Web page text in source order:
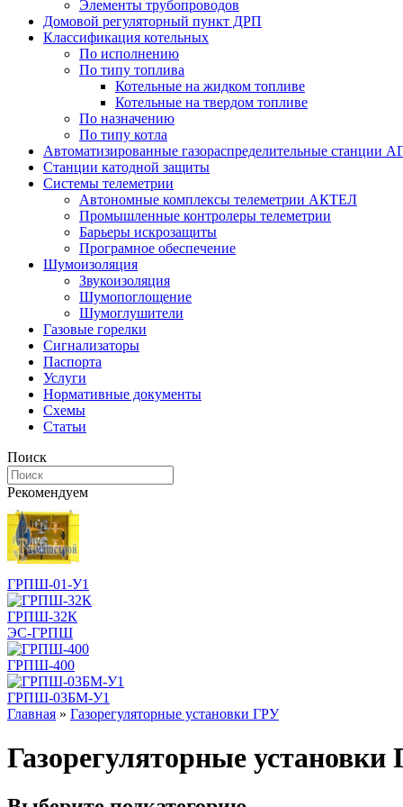
Элементы трубопроводов
Домовой регуляторный пункт ДРП
Классификация котельных
По исполнению
По типу топлива
Котельные на жидком топливе
Котельные на твердом топливе
По назначению
По типу котла
Автоматизированные газораспределительные станции
Станции катодной защиты
Системы телеметрии
Автономные комплексы телеметрии АКТЕЛ
Промышленные контролеры телеметрии
Барьеры искрозащиты
Програмное обеспечение
Шумоизоляция
Звукоизоляция
Шумопоглощение
Шумоглушители
Газовые горелки
Сигнализаторы
Паспорта
Услуги
Нормативные документы
Схемы
Статьи
Поиск
Рекомендуем
ГРПШ-01-У1
ГРПШ-32К
ЭС-ГРПШ
ГРПШ-400
ГРПШ-03БМ-У1
Главная » Газорегуляторные установки ГРУ
Газорегуляторные установки